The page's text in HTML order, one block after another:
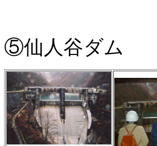
⑤仙人谷ダム